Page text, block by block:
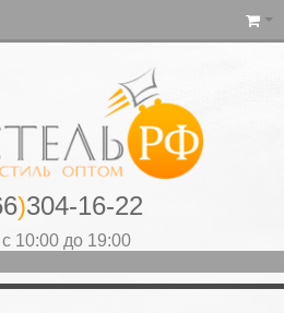
)304-16-22
10:00 до 19:00